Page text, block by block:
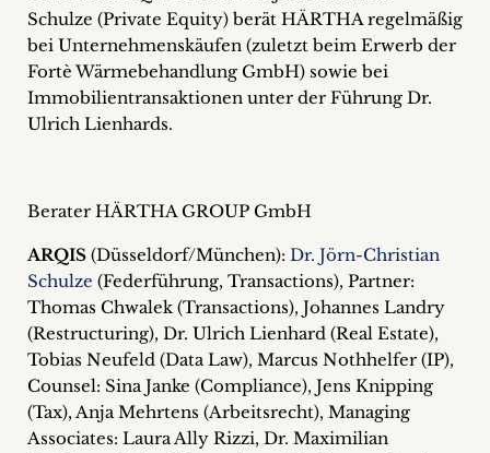
Schulze (Private Equity) berät HÄRTHA regelmäßig
bei Unternehmenskäufen (zuletzt beim Erwerb der
Fortè Wärmebehandlung GmbH) sowie bei
Immobilientransaktionen unter der Führung Dr.
Ulrich Lienhards.
Berater HÄRTHA GROUP GmbH
ARQIS (Düsseldorf/München): Dr. Jörn-Christian
Schulze (Federführung, Transactions), Partner:
Thomas Chwalek (Transactions), Johannes Landry
(Restructuring), Dr. Ulrich Lienhard (Real Estate),
Tobias Neufeld (Data Law), Marcus Nothhelfer (IP),
Counsel: Sina Janke (Compliance), Jens Knipping
(Tax), Anja Mehrtens (Arbeitsrecht), Managing
Associates: Laura Ally Rizzi, Dr. Maximilian